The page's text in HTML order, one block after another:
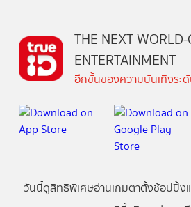
THE NEXT
ENTERTAINMENT
อีกขั้นของความบันเทิงระ
วันนี้ดูสิทธิพิเศษอ่านเกมตาตั้งช้อปปิ้ง